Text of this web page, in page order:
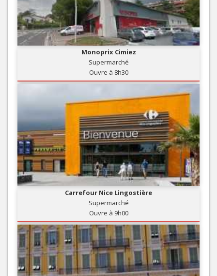
Monoprix Cimiez
Supermarché
Ouvre à 8h30
Carrefour Nice Lingostière
Supermarché
Ouvre à 9h00